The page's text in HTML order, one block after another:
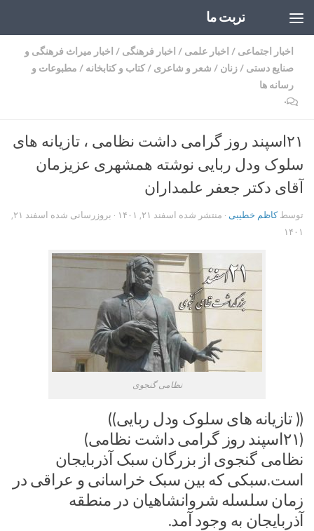
تربت ما
اخبار اجتماعی / اخبار علمی / اخبار فرهنگی / اخبار میراث فرهنگی و
صنایع دستی /زنان / شعر و شاعری /کتاب و کتابخانه / مطبوعات و
رسانه ها
۰
۲۱اسپند روز گرامی داشت نظامی ، تازیانه های
سلوک ودل ربایی نوشته همشهری عزیزمان
آقای دکتر جعفر علمداران
توسطکاظم خطیبی · منتشر شده اسفند ۲۱, ۱۴۰۱ · بروزرسانی شده
اسفند ۲۱,
۱۴۰۱
نظامی گنجوی
(( تازیانه های سلوک ودل ربایی))
(۲۱اسپند روز گرامی داشت نظامی)
نظامی گنجوی از بزرگان سبک آذربایجان
است.سبکی که بین سبک خراسانی و عراقی در
زمان سلسله شروانشاهیان در منطقه
آذربایجان به وجود آمد.